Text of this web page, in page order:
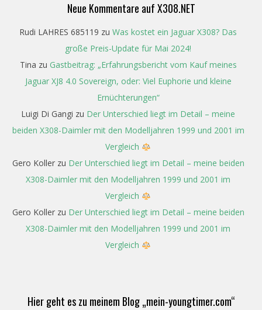
Neue Kommentare auf X308.NET
Rudi LAHRES 685119 zu Was kostet ein Jaguar X308? Das
große Preis-Update für Mai 2024!
Tina zu Gastbeitrag: „Erfahrungsbericht vom Kauf meines
Jaguar XJ8 4.0 Sovereign, oder: Viel Euphorie und kleine
Ernüchterungen“
Luigi Di Gangi zu Der Unterschied liegt im Detail – meine
beiden X308-Daimler mit den Modelljahren 1999 und 2001 im
Vergleich
Gero Kollerzu Der Unterschied liegt im Detail – meine beiden
X308-Daimler mit den Modelljahren 1999 und 2001 im
Vergleich
Gero Kollerzu Der Unterschied liegt im Detail – meine beiden
X308-Daimler mit den Modelljahren 1999 und 2001 im
Vergleich
Hier geht es zu meinem Blog „mein-youngtimer.com“